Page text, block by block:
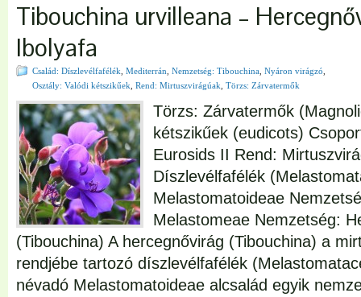
Tibouchina urvilleana –
Ibolyafa
Család: Díszlevélfafélék Mediterrán Nemzetség: Tibouchina Nyáron virágzó
Osztály: Valódi kétszikűek Rend: Mirtuszvirágúak Törzs: Zárvatermők
Törzs: Zárvatermők
kétszikűek (eudicots)
Eurosids II Rend:
Díszlevélfafélék
Melastomatoideae
Melastomeae Nemzetség:
(Tibouchina) A hercegnővirág (Tibouchina) a
rendjébe tartozó díszlevélfafélék
névadó Melastomatoideae alcsalád egyik